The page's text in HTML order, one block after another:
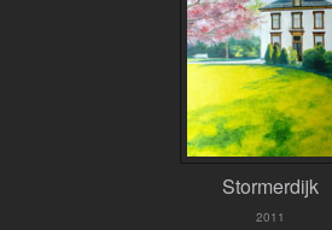
Stormerdijk
2011